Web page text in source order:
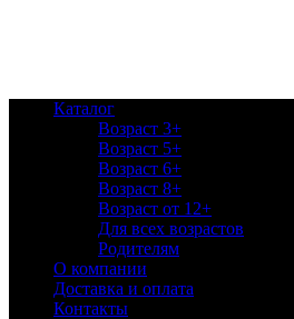
Каталог
Возраст 3+
Возраст 5+
Возраст 6+
Возраст 8+
Возраст от 12+
Для всех возрастов
Родителям
О компании
Доставка и оплата
Контакты